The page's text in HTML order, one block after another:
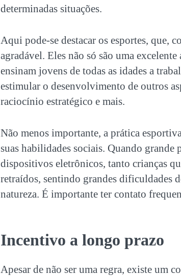
determinadas situações.
Aqui pode-se destacar os esportes, que,
agradável. Eles não só são uma excelente
ensinam jovens de todas as idades a
estimular o desenvolvimento de outros
raciocínio estratégico e mais.
Não menos importante, a prática
suas habilidades sociais. Quando grande
dispositivos eletrônicos, tanto crianças
retraídos, sentindo grandes dificuldades
natureza. É importante ter contato
Incentivo a longo prazo
Apesar de não ser uma regra, existe um